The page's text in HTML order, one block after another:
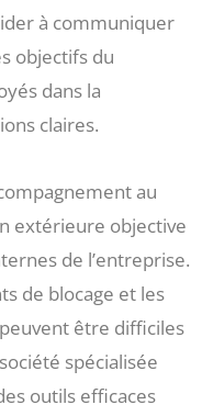
à communiquer
objectifs du
dans la
claires.
au
extérieure objective
de l’entreprise.
de blocage et les
être difficiles
spécialisée
outils efficaces